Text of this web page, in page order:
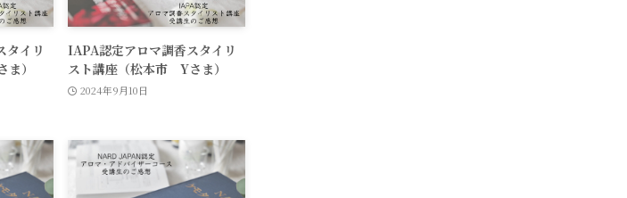
タイリ
）
IAPA認定アロマ調香スタイリ
スト講座（松本市 Yさま）
2024年9月10日